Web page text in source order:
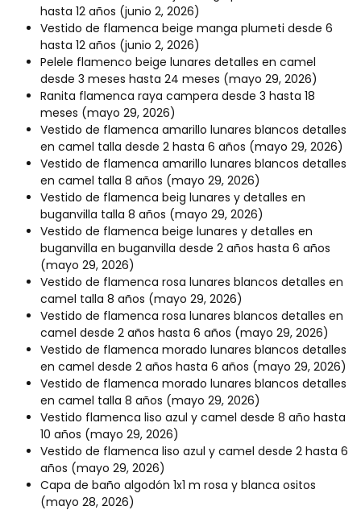
hasta 12 años (junio 2, 2026)
Vestido de flamenca beige manga plumeti desde 6
hasta 12 años (junio 2, 2026)
Pelele flamenco beige lunares detalles en camel
desde 3 meses hasta 24 meses (mayo 29, 2026)
Ranita flamenca raya campera desde 3 hasta 18
meses (mayo 29, 2026)
Vestido de flamenca amarillo lunares blancos detalles
en camel talla desde 2 hasta 6 años (mayo 29, 2026)
Vestido de flamenca amarillo lunares blancos detalles
en camel talla 8 años (mayo 29, 2026)
Vestido de flamenca beig lunares y detalles en
buganvilla talla 8 años (mayo 29, 2026)
Vestido de flamenca beige lunares y detalles en
buganvilla en buganvilla desde 2 años hasta 6 años
(mayo 29, 2026)
Vestido de flamenca rosa lunares blancos detalles en
camel talla 8 años (mayo 29, 2026)
Vestido de flamenca rosa lunares blancos detalles en
camel desde 2 años hasta 6 años (mayo 29, 2026)
Vestido de flamenca morado lunares blancos detalles
en camel desde 2 años hasta 6 años (mayo 29, 2026)
Vestido de flamenca morado lunares blancos detalles
en camel talla 8 años (mayo 29, 2026)
Vestido flamenca liso azul y camel desde 8 año hasta
10 años (mayo 29, 2026)
Vestido de flamenca liso azul y camel desde 2 hasta 6
años (mayo 29, 2026)
Capa de baño algodón 1x1 m rosa y blanca ositos
(mayo 28, 2026)